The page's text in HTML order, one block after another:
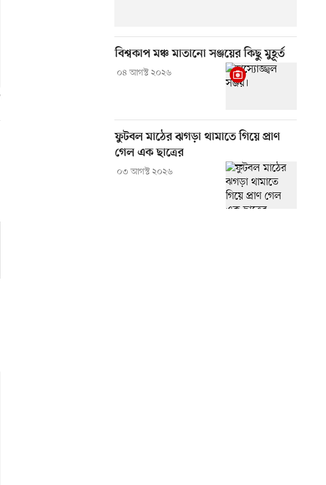
বিশ্বকাপ মঞ্চ মাতানো সঞ্জয়ের কিছু মুহূর্ত
০৪ আগস্ট ২০২৬
ফুটবল মাঠের ঝগড়া থামাতে গিয়ে প্রাণ
গেল এক ছাত্রের
০৩ আগস্ট ২০২৬